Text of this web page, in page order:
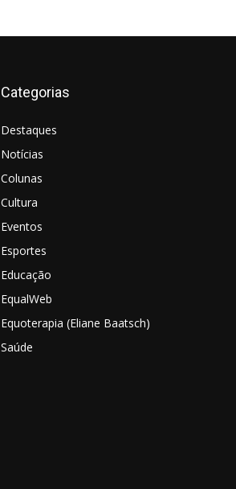
Categorias
Destaques
Notícias
Colunas
Cultura
Eventos
Esportes
Educação
EqualWeb
Equoterapia (Eliane Baatsch)
Saúde